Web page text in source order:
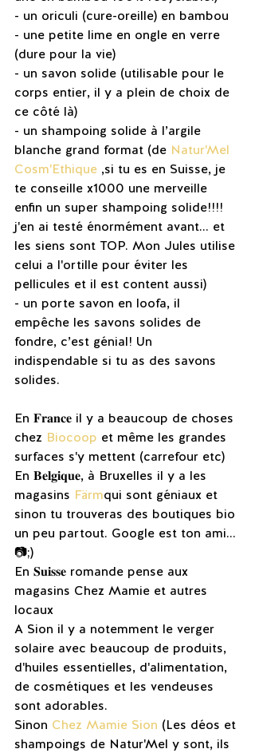
- un oriculi (cure-oreille) en bambou
- une petite lime en ongle en verre
(dure pour la vie)
- un savon solide (utilisable pour le
corps entier, il y a plein de choix de
ce côté là)
- un shampoing solide à l’argile
blanche grand format (de Natur'Mel
Cosm'Ethique ,si tu es en Suisse, je
te conseille x1000 une merveille
enfin un super shampoing solide!!!!
j'en ai testé énormément avant... et
les siens sont TOP. Mon Jules utilise
celui a l'ortille pour éviter les
pellicules et il est content aussi)
- un porte savon en loofa, il
empêche les savons solides de
fondre, c’est génial! Un
indispendable si tu as des savons
solides.
En 𝐅𝐫𝐚𝐧𝐜𝐞 il y a beaucoup de choses
chez Biocoop et même les grandes
surfaces s'y mettent (carrefour etc)
En 𝐁𝐞𝐥𝐠𝐢𝐪𝐮𝐞, à Bruxelles il y a les
magasins Färmqui sont géniaux et
sinon tu trouveras des boutiques bio
un peu partout. Google est ton ami...
📷;)
En 𝐒𝐮𝐢𝐬𝐬𝐞 romande pense aux
magasins Chez Mamie et autres
locaux
A Sion il y a notemment le verger
solaire avec beaucoup de produits,
d'huiles essentielles, d'alimentation,
de cosmétiques et les vendeuses
sont adorables.
Sinon Chez Mamie Sion (Les déos et
shampoings de Natur'Mel y sont, ils